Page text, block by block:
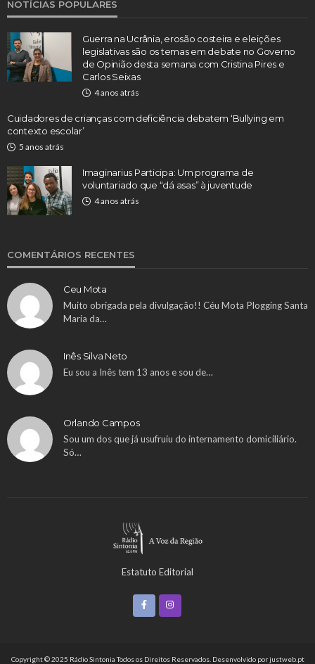
NOTÍCIAS POPULARES
Guerra na Ucrânia, erosão costeira e eleições
legislativas são os temas em debate no Governo
de Opinião desta semana com Cristina Pires e
Carlos Seixas
4 anos atrás
Cuidadores de crianças com deficiência debatem ‘Bullying em
contexto escolar’
5 anos atrás
Imaginarius Participa: Um programa de
voluntariado que “dá asas” à juventude
4 anos atrás
COMENTÁRIOS RECENTES
Ceu Mota
Muito obrigada pela divulgação!! Céu Mota Plogging Santa
Maria da…
Inês Silva Neto
Eu sou a Inês tem 13 anos e sou de…
Orlando Campos
Sou um dos que já usufruiu do internamento domiciliário.
Só…
Estatuto Editorial
Copyright © 2025 Rádio Sintonia Todos os Direitos Reservados. Desenvolvido porjustweb.pt